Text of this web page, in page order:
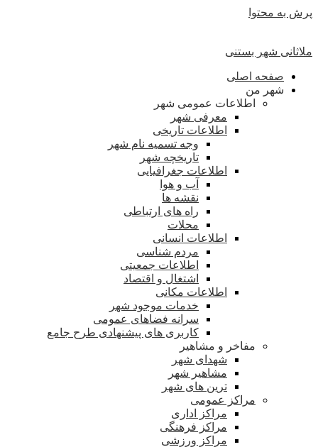
پرش به محتوا
ملاثانی شهر بستنی
صفحه اصلی
شهر من
اطلاعات عمومی شهر
معرفی شهر
اطلاعات تاریخی
وجه تسمیه نام شهر
تاریخچه شهر
اطلاعات جغرافیایی
آب و هوا
نقشه ها
راه های ارتباطی
محلات
اطلاعات انسانی
مردم شناسی
اطلاعات جمعیتی
اشتغال و اقتصاد
اطلاعات مکانی
خدمات موجود شهر
سرانه فضاهای عمومی
کاربری های پیشنهادی طرح جامع
مفاخر و مشاهیر
شهدای شهر
مشاهیر شهر
ترین های شهر
مراکز عمومی
مراکز اداری
مراکز فرهنگی
مراکز ورزشی